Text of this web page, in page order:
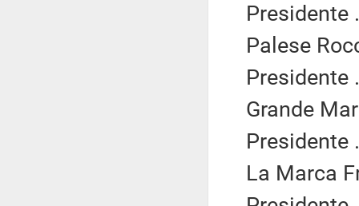
Presidente
Palese
Presidente
Grande
Presidente
La Marca